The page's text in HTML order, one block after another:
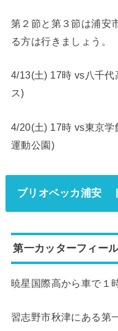
第２節と第３節は浦安
る方は行きましょう。
4/13(土) 17時 vs八千
ス)
4/20(土) 17時 vs東京
運動公園)
ブリオベッカ浦安
第一カッターフィー
暁星国際高から車で１
習志野市秋津にある第